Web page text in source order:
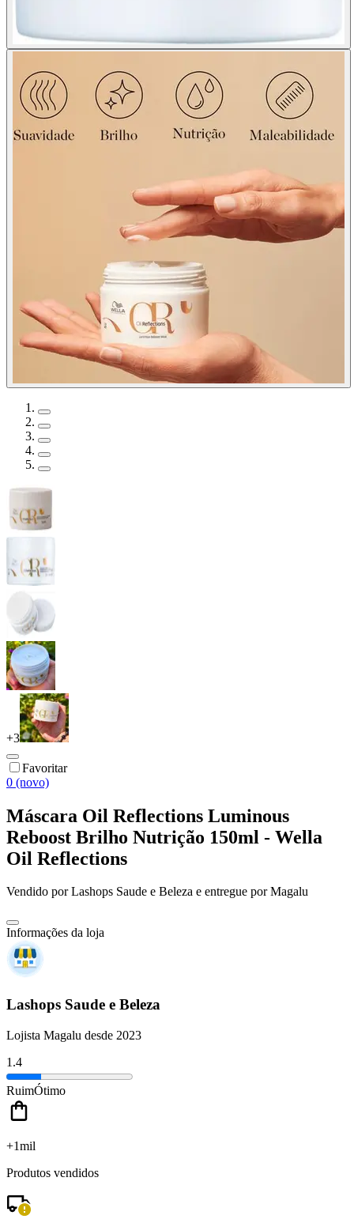
+3
Favoritar
0 (novo)
Máscara Oil Reflections Luminous
Reboost Brilho Nutrição 150ml - Wella
Oil Reflections
Vendido porLashops Saude e Beleza e entregue por Magalu
Informações da loja
Lashops Saude e Beleza
Lojista Magalu desde 2023
1.4
RuimÓtimo
+1mil
Produtos vendidos